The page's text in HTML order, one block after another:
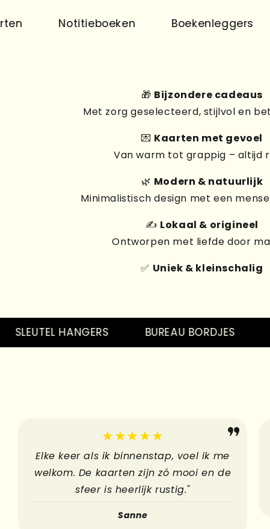
Notitieboeken Boekenleggers
🎁 Bijzondere cadeaus
Met zorg geselecteerd, stijlvol en
💌 Kaarten met gevoel
Van warm tot grappig – altijd
🌿 Modern & natuurlijk
Minimalistisch design met een
✍️ Lokaal & origineel
Ontworpen met liefde door
✅ Uniek & kleinschalig
HANGERS BUREAU BORDJES
★★★★★
Elke keer als ik binnenstap, voel ik me
welkom. De kaarten zijn zó mooi en de
sfeer is heerlijk rustig."
Sanne